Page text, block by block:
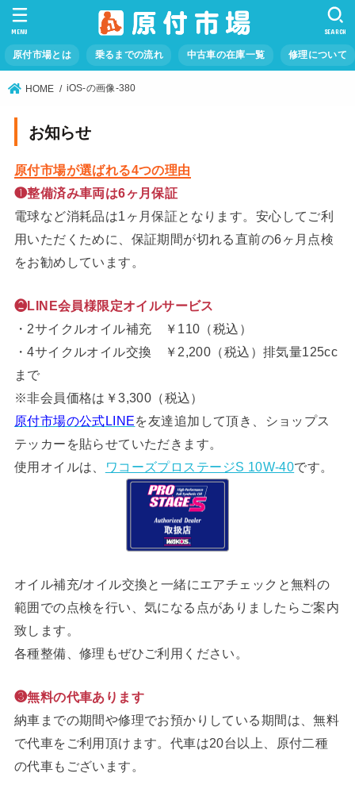
原付市場とは 乗るまでの流れ 中古車の在庫一覧 修理について
SEARCH
MENU
HOME iOS-の画像-380
お知らせ
原付市場が選ばれる4つの理由
❶整備済み車両は6ヶ月保証
電球など消耗品は1ヶ月保証となります。安心してご利
用いただくために、保証期間が切れる直前の6ヶ月点検
をお勧めしています。
❷LINE会員様限定オイルサービス
・2サイクルオイル補充 ￥110（税込）
・4サイクルオイル交換 ￥2,200（税込）排気量125cc
まで
※非会員価格は￥3,300（税込）
原付市場の公式LINEを友達追加して頂き、ショップス
テッカーを貼らせていただきます。
使用オイルは、
ワコーズプロステージS 10W-40です。
オイル補充/オイル交換と一緒にエアチェックと無料の
範囲での点検を行い、気になる点がありましたらご案内
致します。
各種整備、修理もぜひご利用ください。
❸無料の代車あります
納車までの期間や修理でお預かりしている期間は、無料
で代車をご利用頂けます。代車は20台以上、原付二種
の代車もございます。